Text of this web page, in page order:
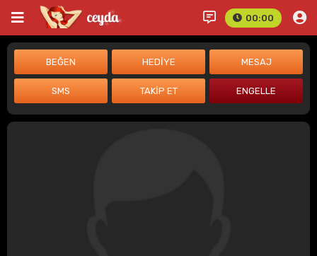
00:00